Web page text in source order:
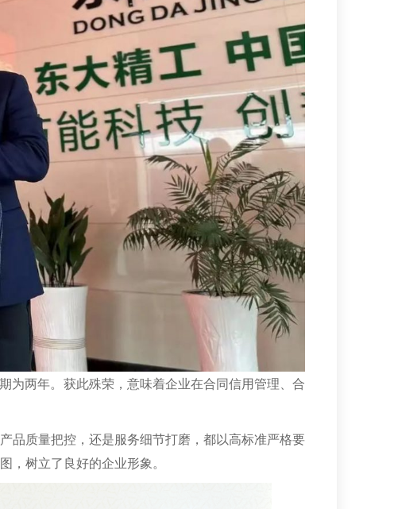
两年。获此殊荣，意味着企业在合同信用管理、合
品质量把控，还是服务细节打磨，都以高标准严格要
树立了良好的企业形象。